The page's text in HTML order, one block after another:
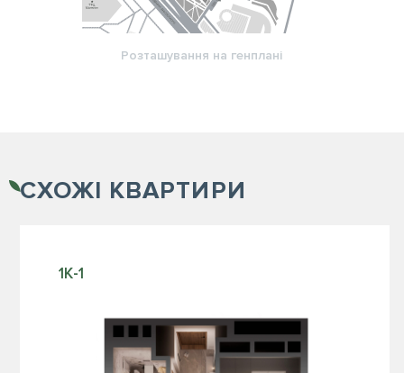
Розташування на генплані
СХОЖІ КВАРТИРИ
1К-1